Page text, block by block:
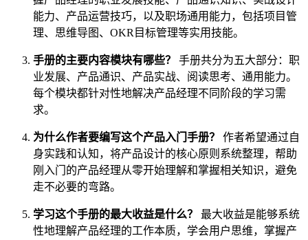
能力、产品运营技巧，以及职场通用能力，包括项目管
理、思维导图、OKR目标管理等实用技能。
手册的主要内容模块有哪些？
手册共分为五大部分：职
业发展、产品通识、产品实战、阅读思考、通用能力。
每个模块都针对性地解决产品经理不同阶段的学习需
求。
为什么作者要编写这个产品入门手册？
作者希望通过自
身实践和认知，将产品设计的核心原则系统整理，帮助
刚入门的产品经理从零开始理解和掌握相关知识，避免
走不必要的弯路。
学习这个手册的最大收益是什么？
最大收益是能够系统
性地理解产品经理的工作本质，学会用户思维，掌握产